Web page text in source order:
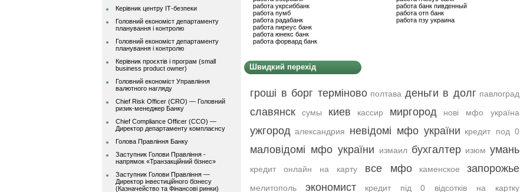
Керівник центру ІТ-безпеки
Головний економіст департаменту
планування і контролю
Головний економіст департаменту
планування і контролю
Керівник проєктів і програм (small
business product owner)
Головний економіст Управління
валютного нагляду
Chief Risk Officer (CRO) — Головний
ризик-менеджер Банку
Chief Compliance Officer (CCO) —
Директор департаменту комплаєнсу
Голова Правління Банку
Заступник Голови Правління -
напрямок «Транзакційний бізнес»
Заступник Голови Правління —
Директор інвестиційного бізнесу
(Казначейство та Фінансові ринки)
работа укрсиббанк
работа пумб
работа радабанк
работа пиреус банк
работа юнекс банк
работа форвард банк
работа банк пивденный
работа отп банк
работа пзу украина
Швидкий перехід
гроші в борг терміново полтава деньги в долг павлоград
славянск сумы киев кассир миргород нові мфо україна
ужгород александрия невідомі мфо україни кредит под 0
маловідомі мфо україни измаил бухгалтер изюм умань
кредит онлайн на карту все мфо каменское запорожье
мелитополь экономист кредит під 0 відсотків на картку